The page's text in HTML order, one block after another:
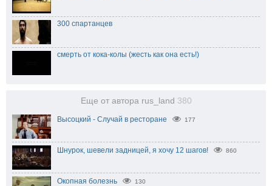
300 спартанцев
смерть от кока-колы (жесть как она есть!)
Еще от автора rus_land 380
Высоцкий - Случай в ресторане 177
Шнурок, шевели задницей, я хочу 12 шагов! 860
Окопная болезнь 130